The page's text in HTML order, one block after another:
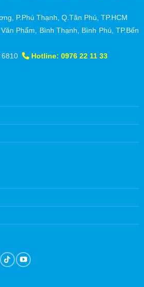
P.Phú Thạnh, Q.Tân Phú, TP.HCM
Phẩm, Bình Thạnh, Bình Phú, TP.Bến
Hotline: 0976 22 11 33